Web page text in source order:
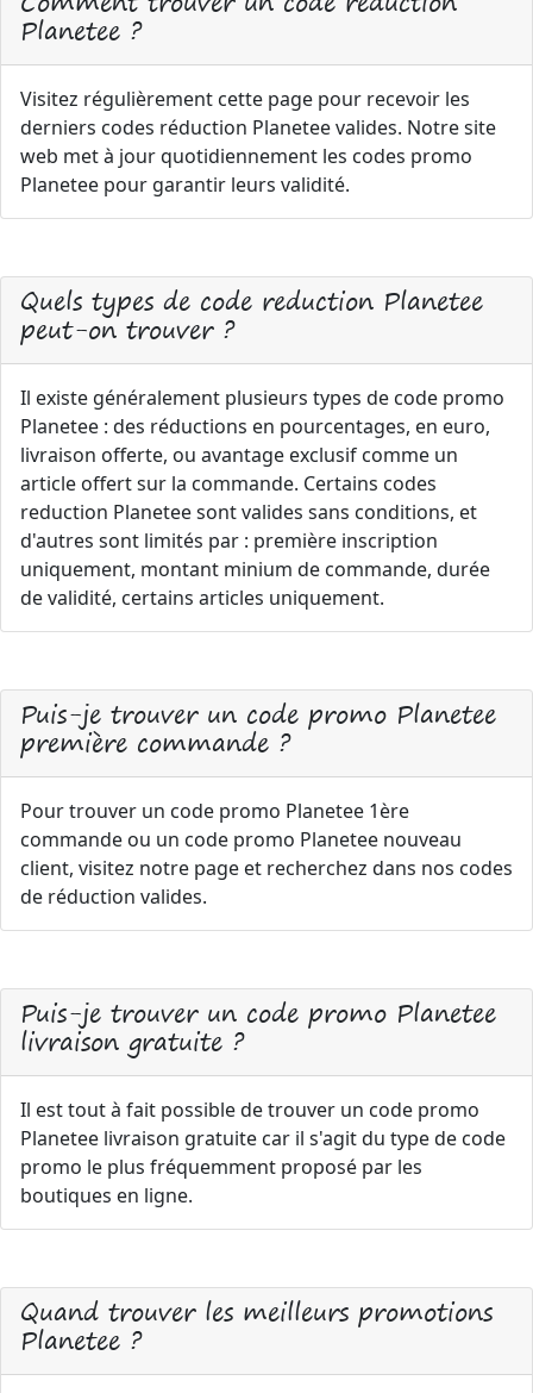
Planetee ?
Visitez régulièrement cette page pour recevoir les
derniers codes réduction Planetee valides. Notre site
web met à jour quotidiennement les codes promo
Planetee pour garantir leurs validité.
Quels types de code reduction Planetee
peut-on trouver ?
Il existe généralement plusieurs types de code promo
Planetee : des réductions en pourcentages, en euro,
livraison offerte, ou avantage exclusif comme un
article offert sur la commande. Certains codes
reduction Planetee sont valides sans conditions, et
d'autres sont limités par : première inscription
uniquement, montant minium de commande, durée
de validité, certains articles uniquement.
Puis-je trouver un code promo Planetee
première commande ?
Pour trouver un code promo Planetee 1ère
commande ou un code promo Planetee nouveau
client, visitez notre page et recherchez dans nos codes
de réduction valides.
Puis-je trouver un code promo Planetee
livraison gratuite ?
Il est tout à fait possible de trouver un code promo
Planetee livraison gratuite car il s'agit du type de code
promo le plus fréquemment proposé par les
boutiques en ligne.
Quand trouver les meilleurs promotions
Planetee ?